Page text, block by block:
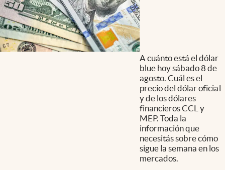
A cuánto está el dólar
blue hoy sábado 8 de
agosto. Cuál es el
precio del dólar oficial
y de los dólares
financieros CCL y
MEP. Toda la
información que
necesitás sobre cómo
sigue la semana en los
mercados.